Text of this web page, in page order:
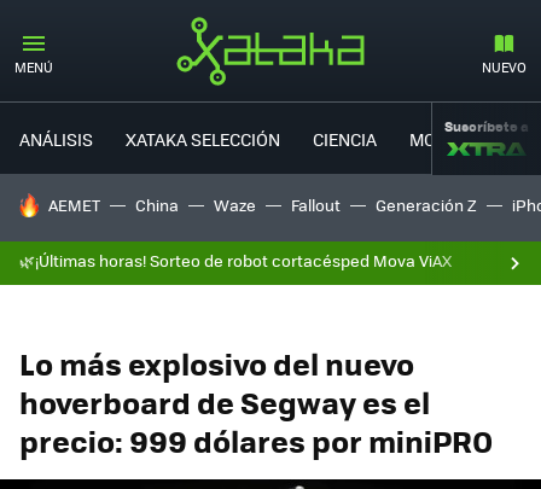
MENÚ NUEVO
ANÁLISIS XATAKA SELECCIÓN CIENCIA MOVILIDAD
Suscríbete a
HOY SE HABLA DE
AEMET China Waze Fallout Generación Z
🌿¡Últimas horas! Sorteo de robot cortacésped Mova ViAX
Lo más explosivo del nuevo
hoverboard de Segway es el
precio: 999 dólares por miniPRO